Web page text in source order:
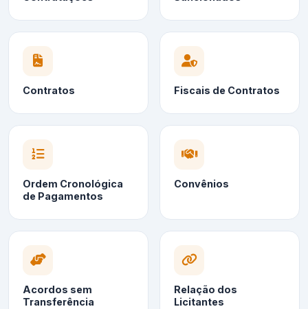
Contratos Fiscais de Contratos
Ordem Cronológica
de Pagamentos
Convênios
Acordos sem
Transferência
Relação dos
Licitantes